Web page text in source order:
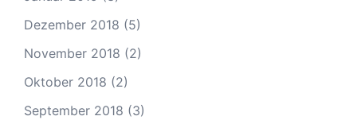
Dezember 2018 (5)
November 2018 (2)
Oktober 2018 (2)
September 2018 (3)